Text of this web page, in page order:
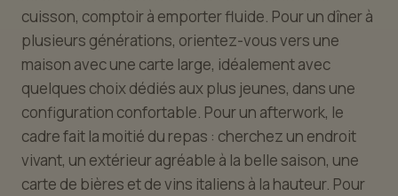
cuisson, comptoir à emporter fluide. Pour un dîner à
plusieurs générations, orientez-vous vers une
maison avec une carte large, idéalement avec
quelques choix dédiés aux plus jeunes, dans une
configuration confortable. Pour un afterwork, le
cadre fait la moitié du repas : cherchez un endroit
vivant, un extérieur agréable à la belle saison, une
carte de bières et de vins italiens à la hauteur. Pour